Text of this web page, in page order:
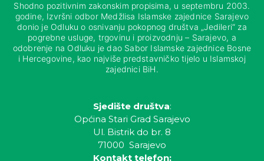
Shodno pozitivnim zakonskim propisima, u septembru 2003.
godine, Izvršni odbor Medžlisa Islamske zajednice Sarajevo
donio je Odluku o osnivanju pokopnog društva „Jedileri“ za
pogrebne usluge, trgovinu i proizvodnju – Sarajevo, a
odobrenje na Odluku je dao Sabor Islamske zajednice Bosne
i Hercegovine, kao najviše predstavničko tijelo u Islamskoj
zajednici BiH.
Sjedište društva:
Općina Stari Grad Sarajevo
Ul. Bistrik do br. 8
71000 Sarajevo
Kontakt telefon: